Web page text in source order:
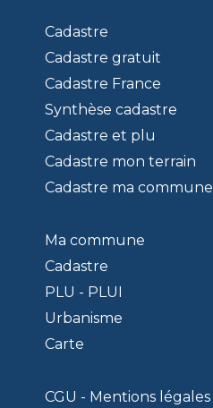
Cadastre
Cadastre gratuit
Cadastre France
Synthèse cadastre
Cadastre et plu
Cadastre mon terrain
Cadastre ma commune
Ma commune
Cadastre
PLU - PLUI
Urbanisme
Carte
CGU - Mentions légales